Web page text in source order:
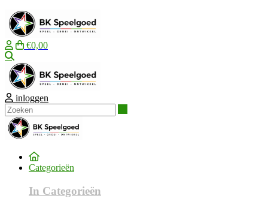
€0,00
inloggen
Categorieën
In Categorieën